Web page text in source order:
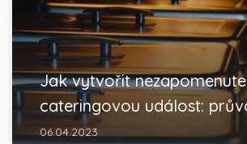
Jak vytvořit
cateringovou událost:
06.04.2023